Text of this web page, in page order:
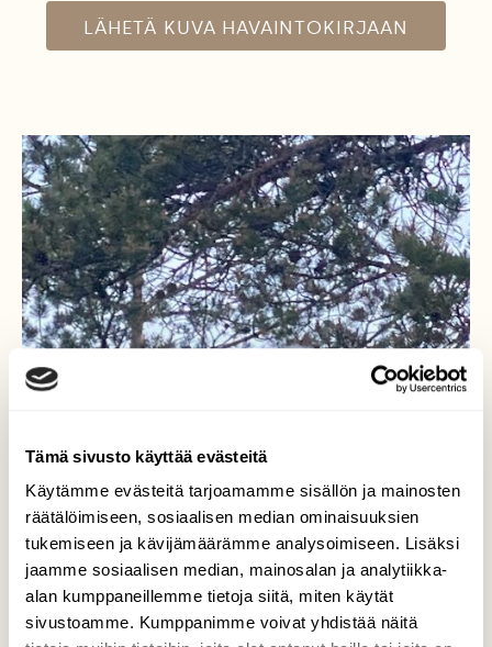
Tämä sivusto käyttää evästeitä
Käytämme evästeitä tarjoamamme sisällön ja mainosten
räätälöimiseen, sosiaalisen median ominaisuuksien
tukemiseen ja kävijämäärämme analysoimiseen. Lisäksi
jaamme sosiaalisen median, mainosalan ja analytiikka-
alan kumppaneillemme tietoja siitä, miten käytät
sivustoamme. Kumppanimme voivat yhdistää näitä
LÄHETÄ KUVA HAVAINTOKIRJAAN